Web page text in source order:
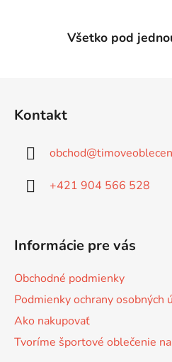
p
Všetko pod
Kontakt
obchod@
+421 904 566 528
Informácie pre vás
Obchodné podmienky
Podmienky ochrany osobných
Ako nakupovať
Tvoríme športové oblečenie